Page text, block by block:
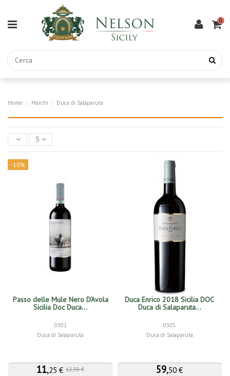
0
Home Marchi Duca di Salaparuta
5
-10%
Passo delle Mule Nero D'Avola
Sicilia Doc Duca...
0301
Duca di Salaparuta
11,25 € 12,50 €
Duca Enrico 2018 Sicilia DOC
Duca di Salaparuta...
0305
Duca di Salaparuta
59,50 €